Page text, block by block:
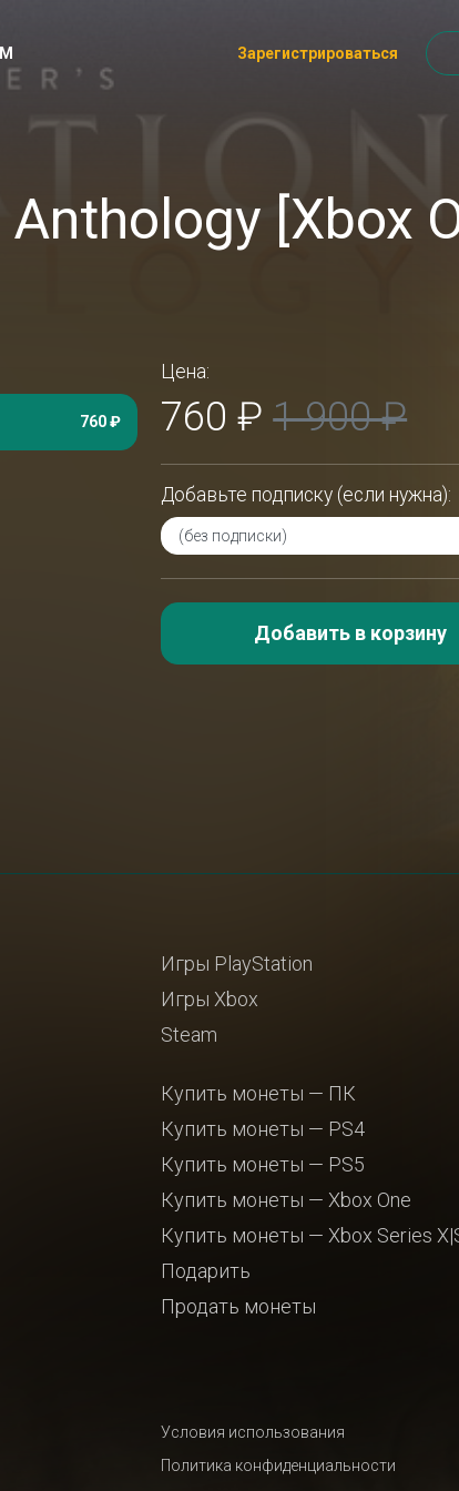
Зарегистрироваться
[Xbox
760 ₽
Цена:
760 ₽1 900 ₽
Добавьте подписку (если нужна):
Добавить в корзину
Игры PlayStation
Игры Xbox
Steam
Купить монеты — ПК
Купить монеты — PS4
Купить монеты — PS5
Купить монеты — Xbox One
Купить монеты — Xbox Series
Подарить
Продать монеты
Условия использования
Политика конфиденциальности